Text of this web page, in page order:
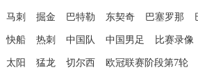
马刺 掘金 巴特勒 东契奇 巴塞罗那
快船 热刺 中国队 中国男足 比赛录像
太阳 猛龙 切尔西 欧冠联赛阶段第7轮